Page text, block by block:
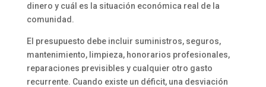
dinero y cuál es la situación económica real de la
comunidad.
El presupuesto debe incluir suministros, seguros,
mantenimiento, limpieza, honorarios profesionales,
reparaciones previsibles y cualquier otro gasto
recurrente. Cuando existe un déficit, una desviación